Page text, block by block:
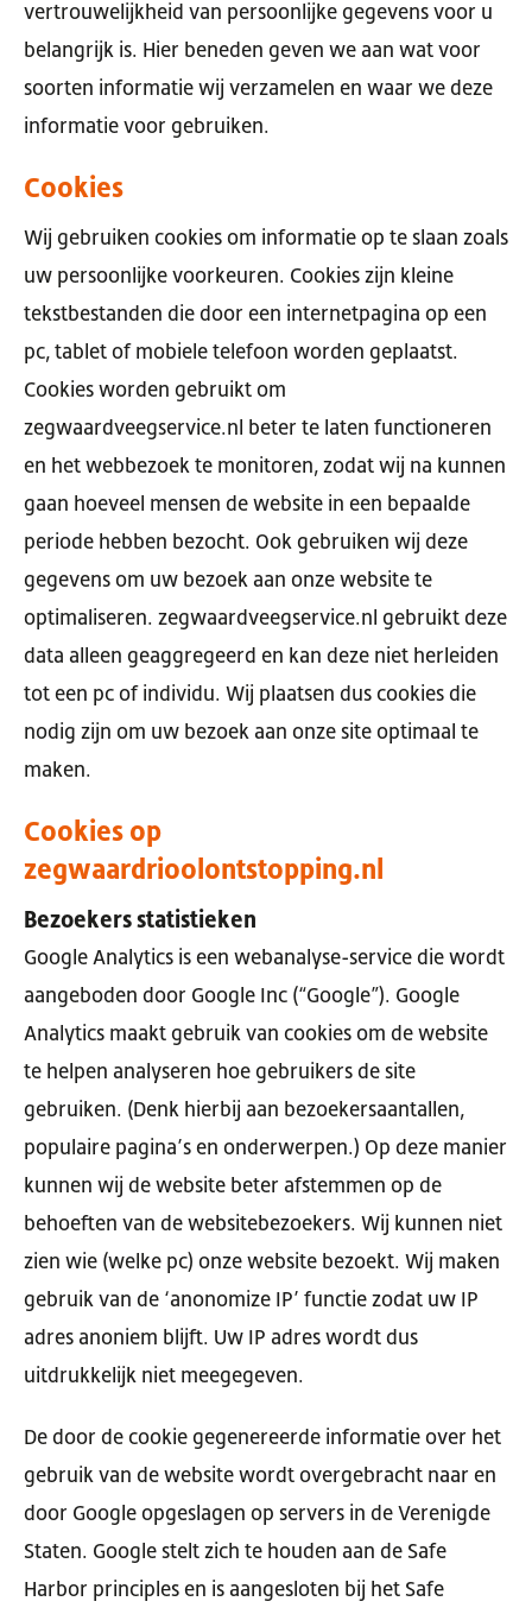
vertrouwelijkheid van persoonlijke gegevens voor u
belangrijk is. Hier beneden geven we aan wat voor
soorten informatie wij verzamelen en waar we deze
informatie voor gebruiken.
Cookies
Wij gebruiken cookies om informatie op te slaan zoals
uw persoonlijke voorkeuren. Cookies zijn kleine
tekstbestanden die door een internetpagina op een
pc, tablet of mobiele telefoon worden geplaatst.
Cookies worden gebruikt om
zegwaardveegservice.nl beter te laten functioneren
en het webbezoek te monitoren, zodat wij na kunnen
gaan hoeveel mensen de website in een bepaalde
periode hebben bezocht. Ook gebruiken wij deze
gegevens om uw bezoek aan onze website te
optimaliseren. zegwaardveegservice.nl gebruikt deze
data alleen geaggregeerd en kan deze niet herleiden
tot een pc of individu. Wij plaatsen dus cookies die
nodig zijn om uw bezoek aan onze site optimaal te
maken.
Cookies op
zegwaardrioolontstopping.nl
Bezoekers statistieken
Google Analytics is een webanalyse-service die wordt
aangeboden door Google Inc (“Google”). Google
Analytics maakt gebruik van cookies om de website
te helpen analyseren hoe gebruikers de site
gebruiken. (Denk hierbij aan bezoekersaantallen,
populaire pagina’s en onderwerpen.) Op deze manier
kunnen wij de website beter afstemmen op de
behoeften van de websitebezoekers. Wij kunnen niet
zien wie (welke pc) onze website bezoekt. Wij maken
gebruik van de ‘anonomize IP’ functie zodat uw IP
adres anoniem blijft. Uw IP adres wordt dus
uitdrukkelijk niet meegegeven.
De door de cookie gegenereerde informatie over het
gebruik van de website wordt overgebracht naar en
door Google opgeslagen op servers in de Verenigde
Staten. Google stelt zich te houden aan de Safe
Harbor principles en is aangesloten bij het Safe